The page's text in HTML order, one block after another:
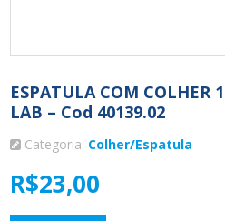
ESPATULA COM COLHER
LAB – Cod 40139.02
Categoria: Colher/Espatula
R$23,00